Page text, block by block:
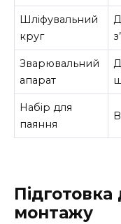
Шліфувальний
круг
Зварювальний
апарат
Набір для
паяння
монтажу